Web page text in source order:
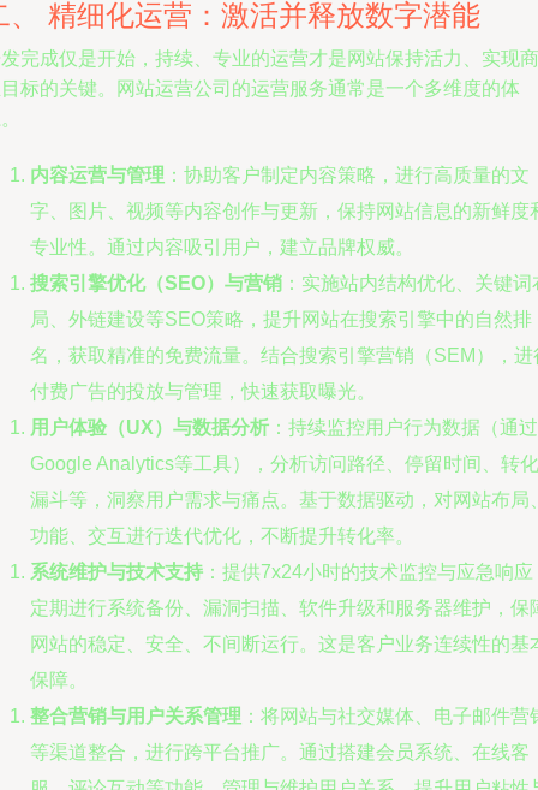
、 精细化运营：激活并释放数字潜能
完成仅是开始，持续、专业的运营才是网站保持活力、实现商
标的关键。网站运营公司的运营服务通常是一个多维度的体
内容运营与管理 ：协助客户制定内容策略，进行高质量的文
字、图片、视频等内容创作与更新，保持网站信息的新鲜度
专业性。通过内容吸引用户，建立品牌权威。
搜索引擎优化（SEO）与营销 ：实施站内结构优化、关键词
局、外链建设等SEO策略，提升网站在搜索引擎中的自然排
名，获取精准的免费流量。结合搜索引擎营销（SEM），进
付费广告的投放与管理，快速获取曝光。
用户体验（UX）与数据分析 ：持续监控用户行为数据（通过
Google Analytics等工具），分析访问路径、停留时间、转化
漏斗等，洞察用户需求与痛点。基于数据驱动，对网站布局
功能、交互进行迭代优化，不断提升转化率。
系统维护与技术支持 ：提供7x24小时的技术监控与应急响应
定期进行系统备份、漏洞扫描、软件升级和服务器维护，保
网站的稳定、安全、不间断运行。这是客户业务连续性的基
保障。
整合营销与用户关系管理 ：将网站与社交媒体、电子邮件营
等渠道整合，进行跨平台推广。通过搭建会员系统、在线客